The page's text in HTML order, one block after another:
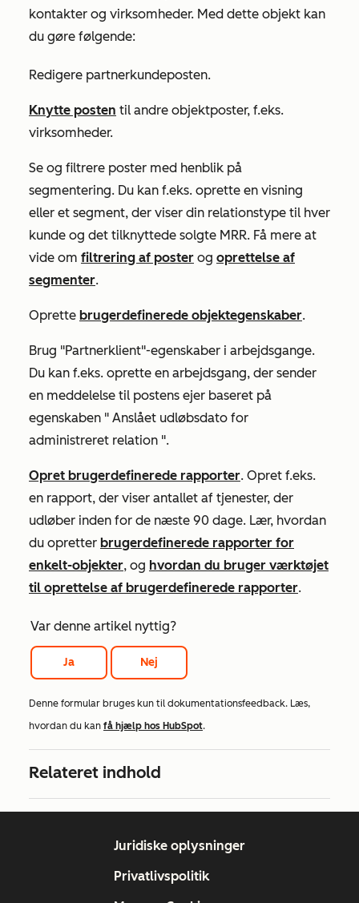
kontakter og virksomheder. Med dette objekt kan
du gøre følgende:
Redigere partnerkundeposten.
Knytte posten til andre objektposter, f.eks.
virksomheder.
Se og filtrere poster med henblik på
segmentering. Du kan f.eks. oprette en visning
eller et segment, der viser din relationstype til hver
kunde og det tilknyttede solgte MRR. Få mere at
vide om filtrering af poster og oprettelse af
segmenter.
Oprette brugerdefinerede objektegenskaber.
Brug "Partnerklient"-egenskaber i arbejdsgange.
Du kan f.eks. oprette en arbejdsgang, der sender
en meddelelse til postens ejer baseret på
egenskaben " Anslået udløbsdato for
administreret relation ".
Opret brugerdefinerede rapporter. Opret f.eks.
en rapport, der viser antallet af tjenester, der
udløber inden for de næste 90 dage. Lær, hvordan
du opretter brugerdefinerede rapporter for
enkelt-objekter, og hvordan du bruger værktøjet
til oprettelse af brugerdefinerede rapporter.
Var denne artikel nyttig?
Ja Nej
Denne formular bruges kun til dokumentationsfeedback. Læs,
hvordan du kan få hjælp hos HubSpot.
Relateret indhold
Juridiske oplysninger
Privatlivspolitik